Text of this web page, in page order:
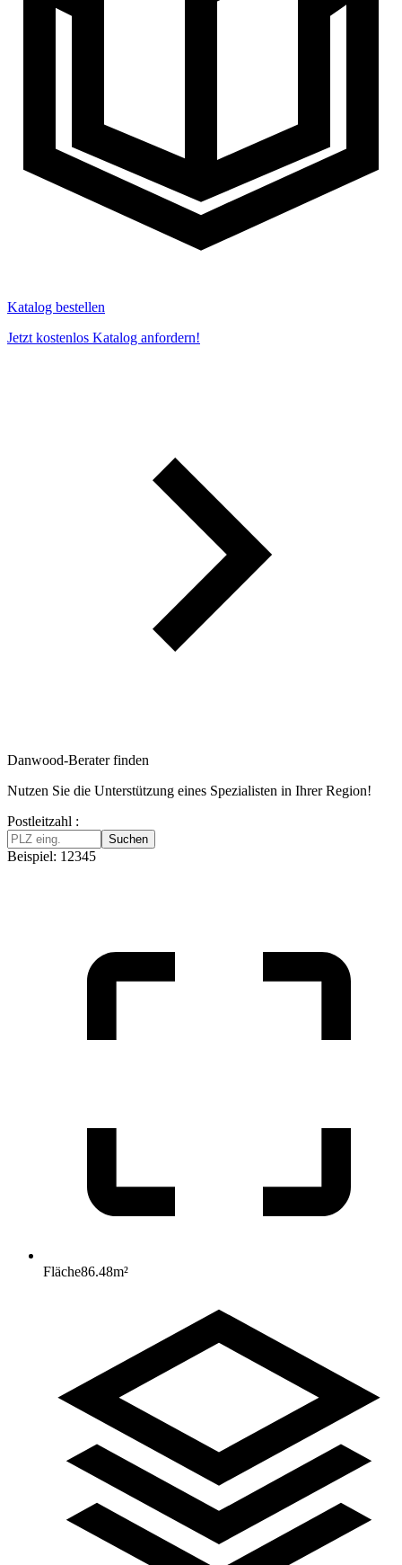
Katalog bestellen
Jetzt kostenlos Katalog anfordern!
Danwood-Berater finden
Nutzen Sie die Unterstützung eines Spezialisten in Ihrer Region!
Postleitzahl :
Suchen
Beispiel: 12345
Fläche86.48m²